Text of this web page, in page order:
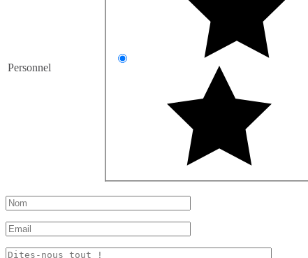
Personnel